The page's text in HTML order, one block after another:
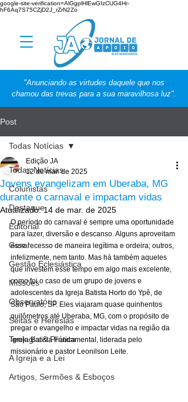
google-site-verification=AlGgplHlEwGIzCUG4Hr-
hF6Aq7S75CZjD2J_rZrN2Zo
"Anunciando as virtudes daquele que nos
chamou das trevas para a sua maravilhosa luz".
Post
Todas Notícias
Colunistas
Destaque
Editorial
Geral
Gestão Eclesiástica
Missões
Observatório
Seitas e Heresias
Teologia & Prática
A Igreja e a Lei
Artigos, Sermões & Esboços
Todas Notícias
Jovens evangelizam em Uberaba, MG
durante o carnaval e impactam vidas
Edição JA
12 de mar. de 2025
Atualizado:14 de mar. de 2025
O período do carnaval é sempre uma oportunidade
para lazer, diversão e descanso. Alguns aproveitam
esse recesso de maneira legítima e ordeira; outros,
infelizmente, nem tanto. Mas há também aqueles
que investem esse tempo em algo mais excelente,
como foi o caso de um grupo de jovens e
adolescentes da Igreja Batista Horto do Ypê, de
São Paulo, SP. Eles viajaram quase quinhentos
quilômetros até Uberaba, MG, com o propósito de
pregar o evangelho e impactar vidas na região da
Igreja Batista Fundamental, liderada pelo
missionário e pastor Leonilson Leite.